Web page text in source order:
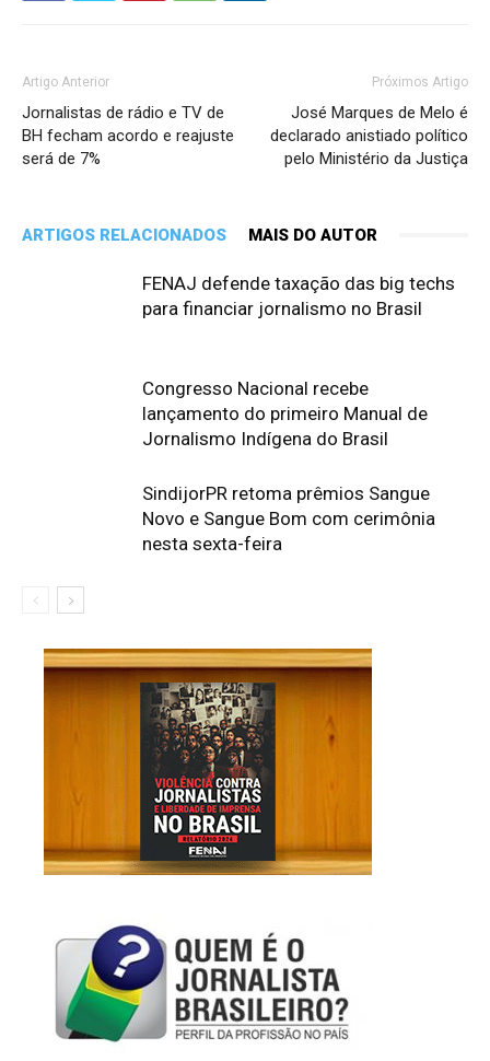
Artigo Anterior
Jornalistas de rádio e TV de
BH fecham acordo e reajuste
será de 7%
Próximos Artigo
José Marques de Melo é
declarado anistiado político
pelo Ministério da Justiça
ARTIGOS RELACIONADOS MAIS DO AUTOR
FENAJ defende taxação das big techs
para financiar jornalismo no Brasil
Congresso Nacional recebe
lançamento do primeiro Manual de
Jornalismo Indígena do Brasil
SindijorPR retoma prêmios Sangue
Novo e Sangue Bom com cerimônia
nesta sexta-feira